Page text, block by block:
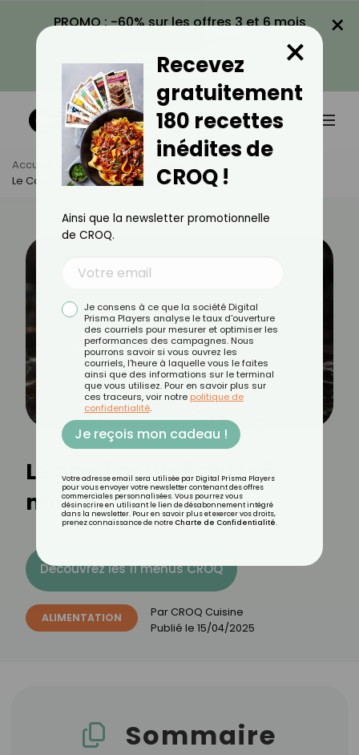
PROMO : -60% sur les offres 3 et 6 mois
VOIR LA PROMO
×
Accueil Actus
Alimentation
Le Carvi Peut-Il Aider À Maigrir ?
Le carvi peut-il aider à
maigrir ?
Découvrez les 11 menus CROQ
ALIMENTATION Par CROQ Cuisine
Publié le 15/04/2025
Sommaire
Recevez
gratuitement
180 recettes
inédites de
CROQ !
×
Ainsi que la newsletter promotionnelle
de CROQ.
Je consens à ce que la société Digital
Prisma Players analyse le taux d'ouverture
des courriels pour mesurer et optimiser les
performances des campagnes. Nous
pourrons savoir si vous ouvrez les
courriels, l'heure à laquelle vous le faites
ainsi que des informations sur le terminal
que vous utilisez. Pour en savoir plus sur
ces traceurs, voir notre politique de
confidentialité.
Je reçois mon cadeau !
Votre adresse email sera utilisée par Digital Prisma Players
pour vous envoyer votre newsletter contenant des offres
commerciales personnalisées. Vous pourrez vous
désinscrire en utilisant le lien de désabonnement intégré
dans la newsletter. Pour en savoir plus et exercer vos droits,
prenez connaissance de notre Charte de Confidentialité.